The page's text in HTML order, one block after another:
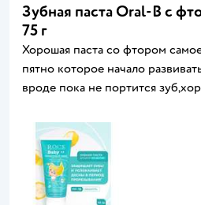
Зубная паста Oral-B с
75 г
Хорошая паста со фтором
пятно которое начало
вроде пока не портится